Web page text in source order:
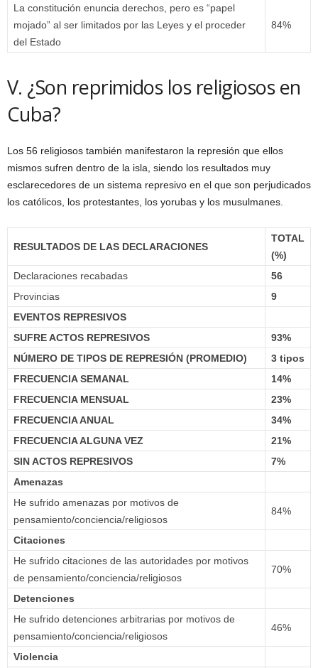
La constitución enuncia derechos, pero es “papel
mojado” al ser limitados por las Leyes y el proceder
del Estado
84%
V. ¿Son reprimidos los religiosos en
Cuba?
Los 56 religiosos también manifestaron la represión que ellos
mismos sufren dentro de la isla, siendo los resultados muy
esclarecedores de un sistema represivo en el que son perjudicados
los católicos, los protestantes, los yorubas y los musulmanes.
RESULTADOS DE LAS DECLARACIONES
TOTAL
(%)
Declaraciones recabadas
56
Provincias
9
EVENTOS REPRESIVOS
SUFRE ACTOS REPRESIVOS
93%
NÚMERO DE TIPOS DE REPRESIÓN (PROMEDIO)
3 tipos
FRECUENCIA SEMANAL
14%
FRECUENCIA MENSUAL
23%
FRECUENCIA ANUAL
34%
FRECUENCIA ALGUNA VEZ
21%
SIN ACTOS REPRESIVOS
7%
Amenazas
He sufrido amenazas por motivos de
pensamiento/conciencia/religiosos
84%
Citaciones
He sufrido citaciones de las autoridades por motivos
de pensamiento/conciencia/religiosos
70%
Detenciones
He sufrido detenciones arbitrarias por motivos de
pensamiento/conciencia/religiosos
46%
Violencia